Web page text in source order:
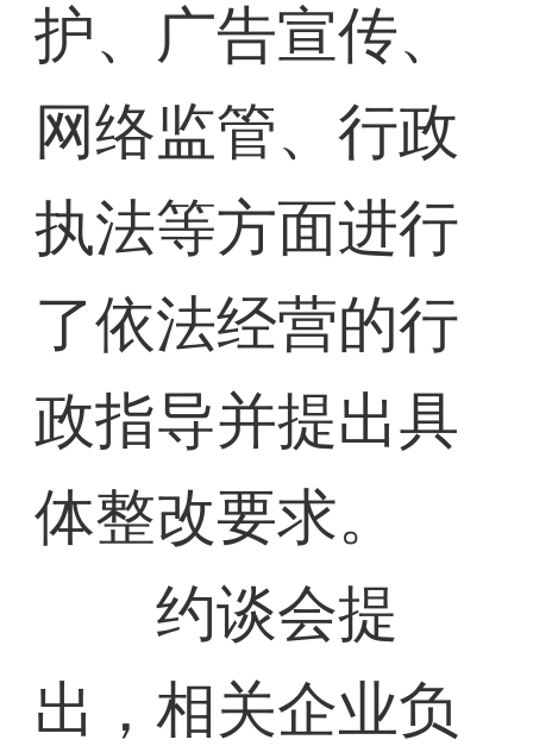
护、广告宣传、
网络监管、行政
执法等方面进行
了依法经营的行
政指导并提出具
体整改要求。
约谈会提
出，相关企业负